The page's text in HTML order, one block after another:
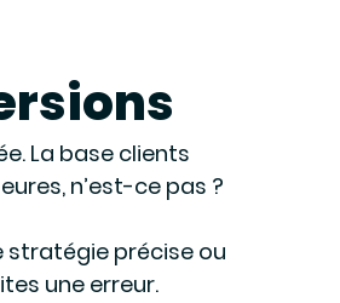
La base clients
n’est-ce pas ?
stratégie précise ou
une erreur.